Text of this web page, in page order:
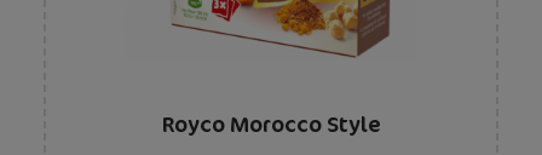
Royco Morocco Style